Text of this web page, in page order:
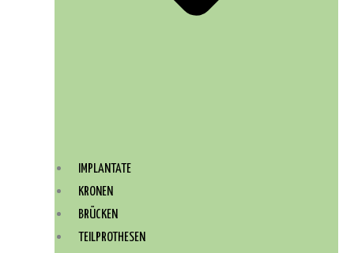
IMPLANTATE
KRONEN
BRÜCKEN
TEILPROTHESEN